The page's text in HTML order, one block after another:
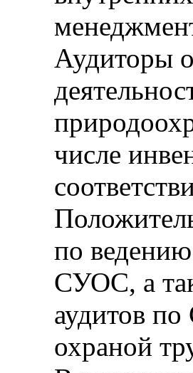
Аудиторы
числе
по
СУОС, а
аудитов
охраной